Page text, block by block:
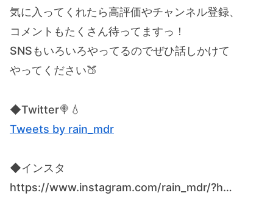
気に入ってくれたら高評価やチャンネル登録、
コメントもたくさん待ってますっ！
SNSもいろいろやってるのでぜひ話しかけて
やってください🍑
◆Twitter🍭💧
Tweets by rain_mdr
◆インスタ
https://www.instagram.com/rain_mdr/?h…